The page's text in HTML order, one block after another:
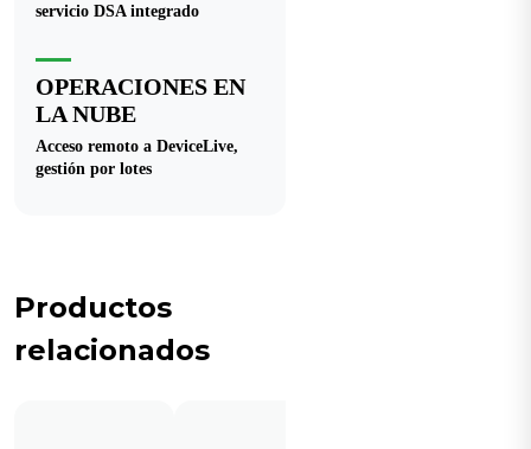
servicio DSA integrado
OPERACIONES EN
LA NUBE
Acceso remoto a DeviceLive,
gestión por lotes
Productos
relacionados